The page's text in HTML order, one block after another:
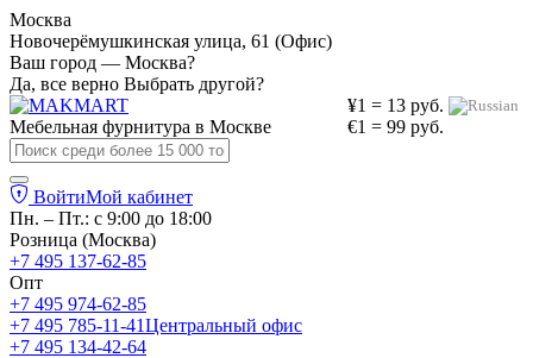
Москва
Новочерёмушкинская улица, 61 (Офис)
Ваш город — Москва?
Да, все верно Выбрать другой?
¥1 = 13 руб.
€1 = 99 руб.
Мебельная фурнитура в Москве
ВойтиМой кабинет
Пн. – Пт.: с 9:00 до 18:00
Розница (Москва)
+7 495 137-62-85
Опт
+7 495 974-62-85
+7 495 785-11-41Центральный офис
+7 495 134-42-64